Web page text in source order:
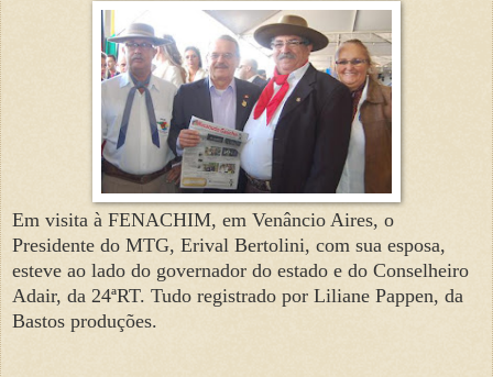
Em visita à FENACHIM, em Venâncio Aires, o
Presidente do MTG, Erival Bertolini, com sua esposa,
esteve ao lado do governador do estado e do Conselheiro
Adair, da 24ªRT. Tudo registrado por Liliane Pappen, da
Bastos produções.